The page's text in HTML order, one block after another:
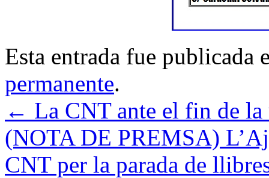
Esta entrada fue publicada
permanente.
← La CNT ante el fin de
(NOTA DE PREMSA)
CNT per la parada de